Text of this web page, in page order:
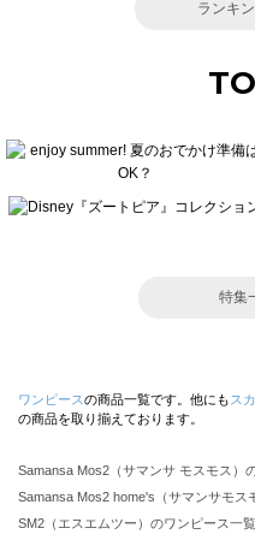
ランキ
特集
ワンピースの商品一覧です。他にも ス
の商品を取り揃えております。
Samansa Mos2（サマンサ モスモス）
Samansa Mos2 home's（サマンサモス
SM2（エスエムツー）のワンピース一覧